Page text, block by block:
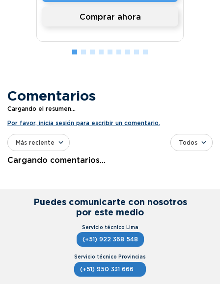
Comprar ahora
Comentarios
Cargando el resumen…
Por favor, inicia sesión para escribir un comentario.
Más reciente Todos
Cargando comentarios…
Puedes comunicarte con nosotros
por este medio
(+51) 922 368 548
(+51) 950 331 666